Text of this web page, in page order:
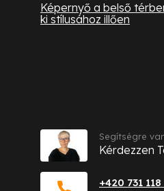
Képernyő a belső
ki stílusához illően
+420 731 118
Segítségre
Kérdezzen